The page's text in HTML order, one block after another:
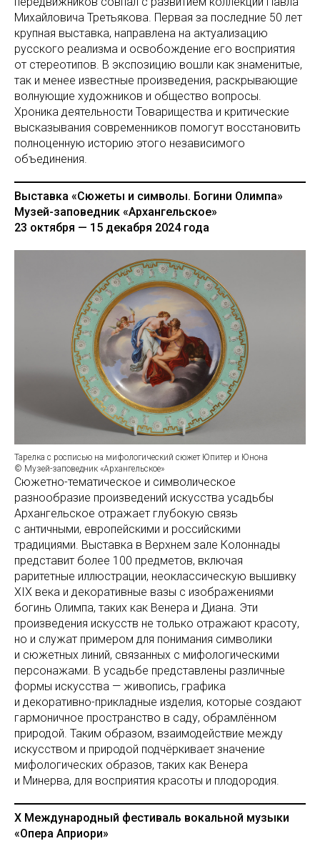
Михайловича Третьякова. Первая за последние 50 лет
крупная выставка, направлена на актуализацию
русского реализма и освобождение его восприятия
от стереотипов. В экспозицию вошли как знаменитые,
так и менее известные произведения, раскрывающие
волнующие художников и общество вопросы.
Хроника деятельности Товарищества и критические
высказывания современников помогут восстановить
полноценную историю этого независимого
объединения.
Выставка «Сюжеты и символы. Богини Олимпа»
Музей-заповедник «Архангельское»
23 октября — 15 декабря 2024 года
Тарелка с росписью на мифологический сюжет Юпитер и Юнона
© Музей-заповедник «Архангельское»
Сюжетно-тематическое и символическое
разнообразие произведений искусства усадьбы
Архангельское отражает глубокую связь
с античными, европейскими и российскими
традициями. Выставка в Верхнем зале Колоннады
представит более 100 предметов, включая
раритетные иллюстрации, неоклассическую вышивку
XIX века и декоративные вазы с изображениями
богинь Олимпа, таких как Венера и Диана. Эти
произведения искусств не только отражают красоту,
но и служат примером для понимания символики
и сюжетных линий, связанных с мифологическими
персонажами. В усадьбе представлены различные
формы искусства — живопись, графика
и декоративно-прикладные изделия, которые создают
гармоничное пространство в саду, обрамлённом
природой. Таким образом, взаимодействие между
искусством и природой подчёркивает значение
мифологических образов, таких как Венера
и Минерва, для восприятия красоты и плодородия.
X Международный фестиваль вокальной музыки
«Опера Априори»